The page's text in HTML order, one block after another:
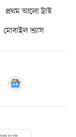
প্রথম আলো ট্রাস্ট
মোবাইল ভ্যাস